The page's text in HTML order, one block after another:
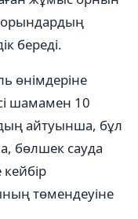
береді.
өнімдеріне
шамамен 10
айтуынша, бұл
бөлшек сауда
төмендеуіне